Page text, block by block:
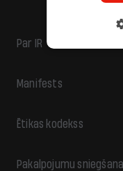
Par IR
Manifests
Ētikas kodekss
Pakalpojumu